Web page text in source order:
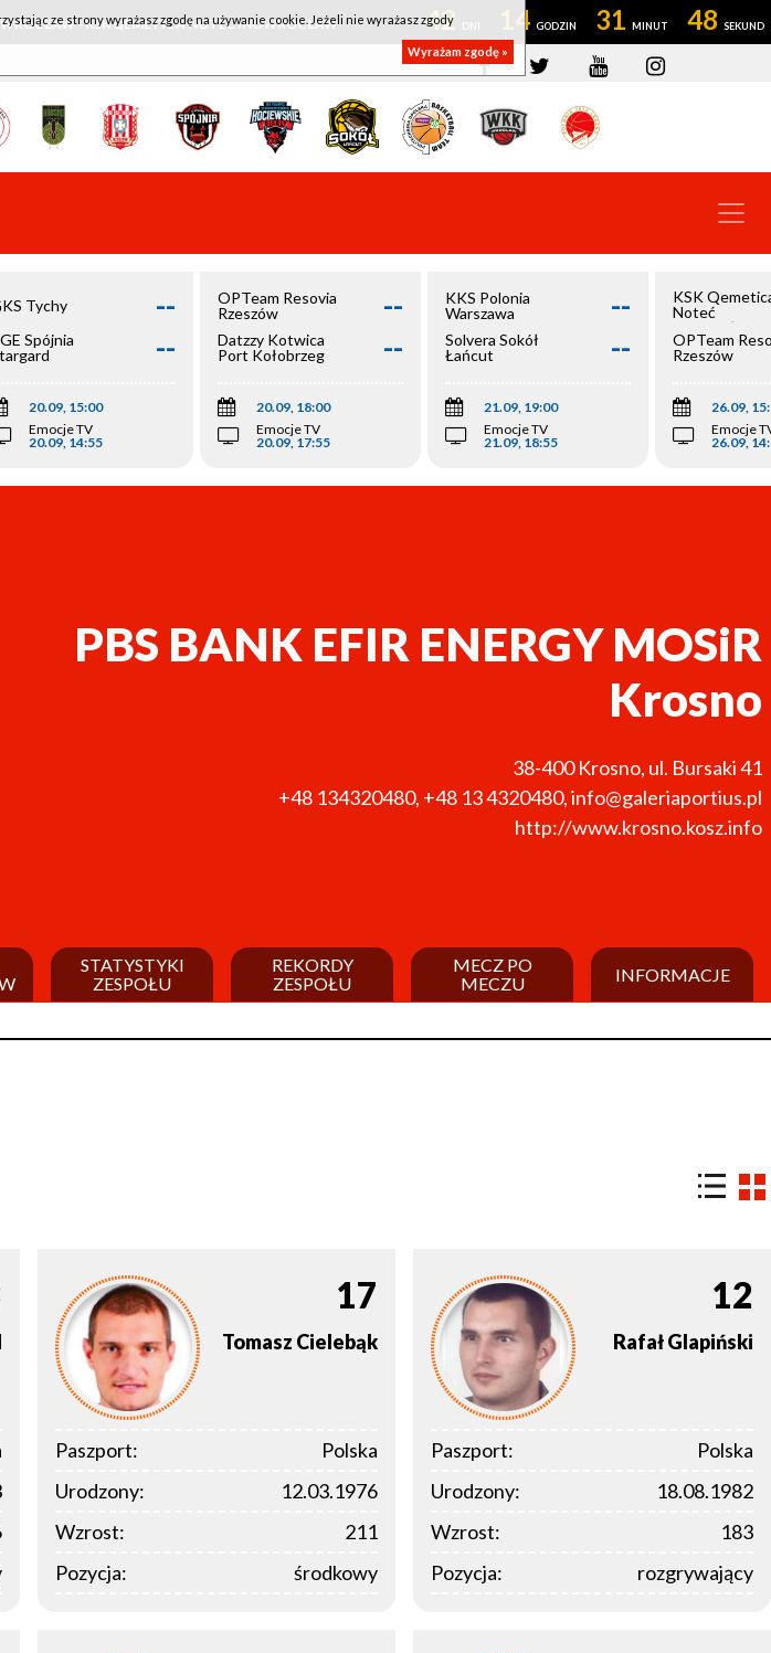
- KSK QEMETICA NOTEĆ INOWROCŁAW 42 14 31 48
Tychy --
Spójnia
--
20.09, 15:00
Emocje TV
20.09, 14:55
OPTeam Resovia
Rzeszów
--
Datzzy Kotwica
Port Kołobrzeg
--
20.09, 18:00
Emocje TV
20.09, 17:55
KKS Polonia
Warszawa
--
Solvera Sokół
Łańcut
--
21.09, 19:00
Emocje TV
21.09, 18:55
KSK
Noteć
Inowrocław
OPTeam
Rzeszów
26.09,
Emocje
26.09,
PBS BANK EFIR ENERGY MOSiR
Krosno
38-400 Krosno, ul. Bursaki 41
+48 134320480, +48 13 4320480,info@galeriaportius.pl
http://www.krosno.kosz.info
STATYSTYKI
ZESPOŁU
REKORDY
ZESPOŁU
MECZ PO
MECZU
INFORMACJE
17
Tomasz Cielebąk
Paszport:
Polska
Urodzony:
12.03.1976
Wzrost:
211
Pozycja:
środkowy
12
RafałGlapiński
Paszport:
Polska
Urodzony:
18.08.1982
Wzrost:
183
Pozycja:
rozgrywający
ze strony wyrażasz zgodę na używanie cookie. Jeżeli nie wyrażasz zgody
Wyrażam zgodę »